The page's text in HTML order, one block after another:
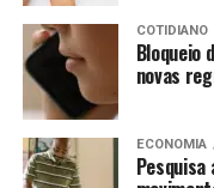
COTIDIANO
Bloqueio
novas
ECONOMIA
Pesquisa